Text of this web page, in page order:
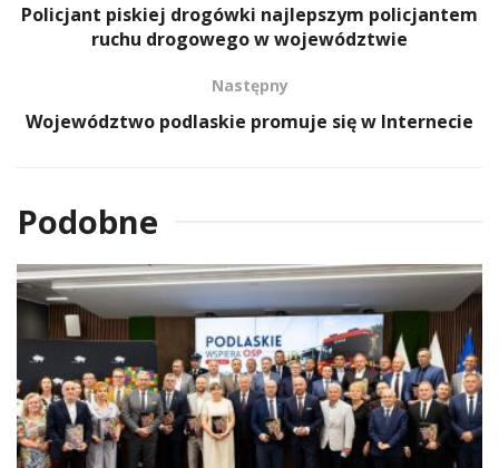
Policjant piskiej drogówki najlepszym policjantem
ruchu drogowego w województwie
Następny
Województwo podlaskie promuje się w Internecie
Podobne